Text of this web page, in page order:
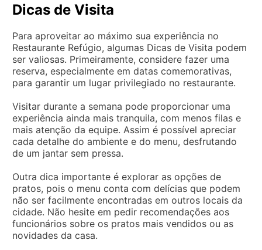
Dicas de Visita
Para aproveitar ao máximo sua experiência no
Restaurante Refúgio, algumas Dicas de Visita podem
ser valiosas. Primeiramente, considere fazer uma
reserva, especialmente em datas comemorativas,
para garantir um lugar privilegiado no restaurante.
Visitar durante a semana pode proporcionar uma
experiência ainda mais tranquila, com menos filas e
mais atenção da equipe. Assim é possível apreciar
cada detalhe do ambiente e do menu, desfrutando
de um jantar sem pressa.
Outra dica importante é explorar as opções de
pratos, pois o menu conta com delícias que podem
não ser facilmente encontradas em outros locais da
cidade. Não hesite em pedir recomendações aos
funcionários sobre os pratos mais vendidos ou as
novidades da casa.